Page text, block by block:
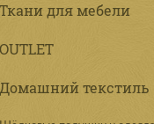
Ткани для мебели
OUTLET
Домашний текстиль